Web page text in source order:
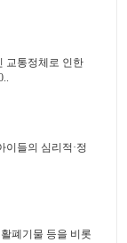
교통정체로 인한
이들의 심리적·정
폐기물 등을 비롯